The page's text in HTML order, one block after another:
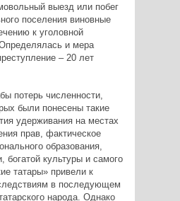
выезд или побег
поселения виновные
к уголовной
и мера
– 20 лет
потерь численности,
были понесены такие
удерживания на местах
прав, фактическое
образования,
богатой культуры и самого
татары» привели к
в последующем
народа. Однако